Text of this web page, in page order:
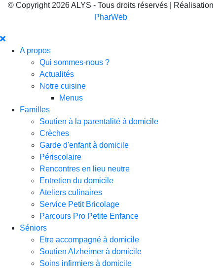
© Copyright 2026 ALYS - Tous droits réservés | Réalisation
PharWeb
A propos
Qui sommes-nous ?
Actualités
Notre cuisine
Menus
Familles
Soutien à la parentalité à domicile
Crèches
Garde d'enfant à domicile
Périscolaire
Rencontres en lieu neutre
Entretien du domicile
Ateliers culinaires
Service Petit Bricolage
Parcours Pro Petite Enfance
Séniors
Etre accompagné à domicile
Soutien Alzheimer à domicile
Soins infirmiers à domicile